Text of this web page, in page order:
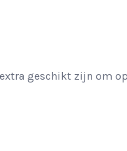
geschikt zijn om